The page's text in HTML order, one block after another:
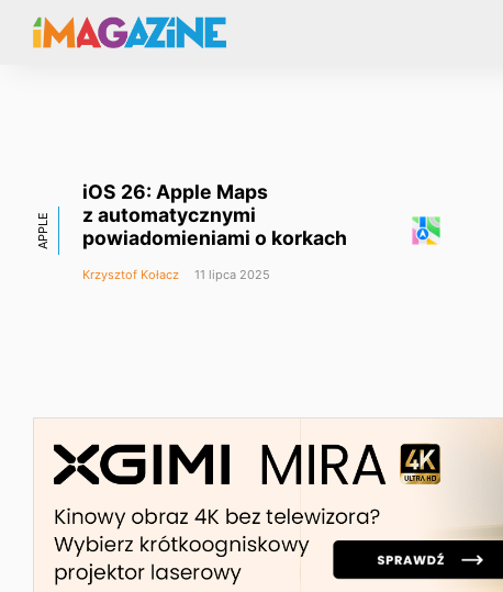
APPLE
iOS 26: Apple Maps
z automatycznymi
powiadomieniami o korkach
Krzysztof Kołacz 11 lipca 2025